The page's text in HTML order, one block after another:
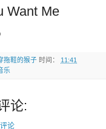
Want Me
拖鞋的猴子 时间： 11:41
乐
论:
论